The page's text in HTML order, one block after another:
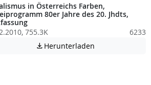
in Österreichs Farben,
80er Jahre des 20. Jhdts,
755.3K
6233
 Herunterladen